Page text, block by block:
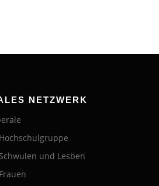
NETZWERK
und Lesben